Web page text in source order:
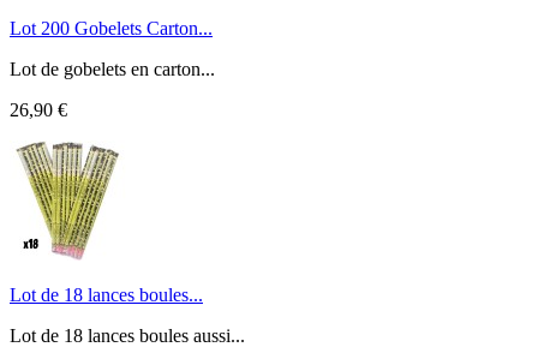
Lot 200 Gobelets Carton...
Lot de gobelets en carton...
26,90 €
Lot de 18 lances boules...
Lot de 18 lances boules aussi...